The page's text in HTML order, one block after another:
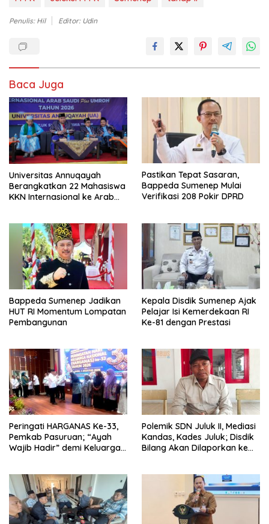
Penulis: Hil Editor: Udin
Baca Juga
Universitas Annuqayah
Berangkatkan 22 Mahasiswa
KKN Internasional ke Arab
Pastikan Tepat Sasaran,
Bappeda Sumenep Mulai
Verifikasi 208 Pokir DPRD
Bappeda Sumenep Jadikan
HUT RI Momentum Lompatan
Pembangunan
Kepala Disdik Sumenep Ajak
Pelajar Isi Kemerdekaan RI
Ke-81 dengan Prestasi
Peringati HARGANAS Ke-33,
Pemkab Pasuruan; “Ayah
Wajib Hadir” demi Keluarga
Polemik SDN Juluk II, Mediasi
Kandas, Kades Juluk; Disdik
Bilang Akan Dilaporkan ke